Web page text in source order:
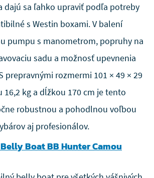
dajú sa ľahko upraviť podľa potreby
s Westin boxami. V balení
pumpu s manometrom, popruhy na
sadu a možnosť upevnenia
prepravnými rozmermi 101 × 49 × 29
kg a dĺžkou 170 cm je tento
robustnou a pohodlnou voľbou
aj profesionálov.
Boat BB Hunter Camou